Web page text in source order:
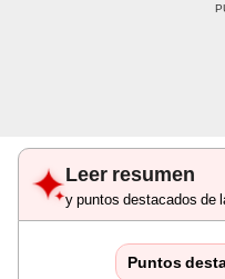
Leer resumen
y puntos destacados de
Puntos